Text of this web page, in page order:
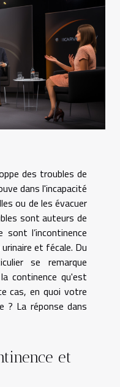
des troubles de
dans l'incapacité
ou de les évacuer
sont auteurs de
sont l’incontinence
et fécale. Du
se remarque
continence qu'est
cas, en quoi votre
? La réponse dans
et